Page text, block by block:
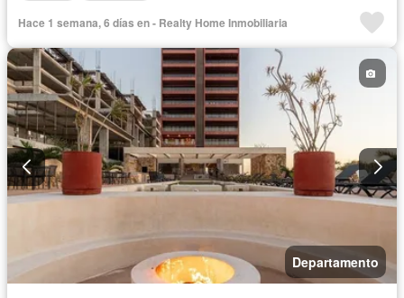
Hace 1 semana, 6 días en - Realty Home Inmobiliaria
Departamento